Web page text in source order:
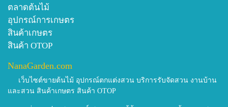
ตลาดต้นไม้
อุปกรณ์การเกษตร
สินค้าเกษตร
สินค้า OTOP
NanaGarden.com
เว็บไซต์ขายต้นไม้ อุปกรณ์ตกแต่งสวน บริการรับจัดสวน งานบ้าน
และสวน สินค้าเกษตร สินค้า OTOP